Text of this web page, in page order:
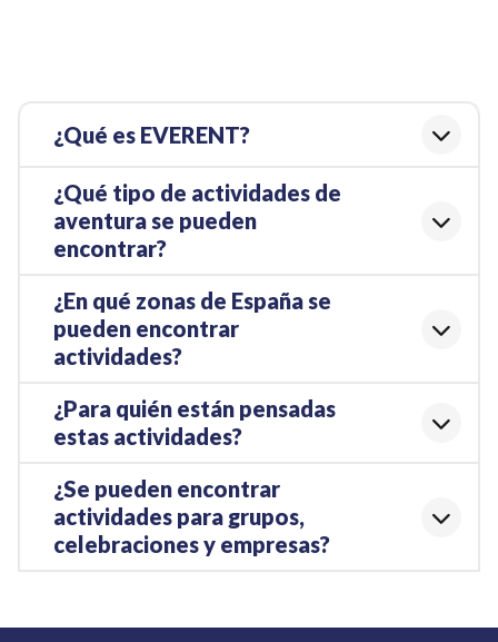
¿Qué es EVERENT?
¿Qué tipo de actividades de
aventura se pueden
encontrar?
¿En qué zonas de España se
pueden encontrar
actividades?
¿Para quién están pensadas
estas actividades?
¿Se pueden encontrar
actividades para grupos,
celebraciones y empresas?